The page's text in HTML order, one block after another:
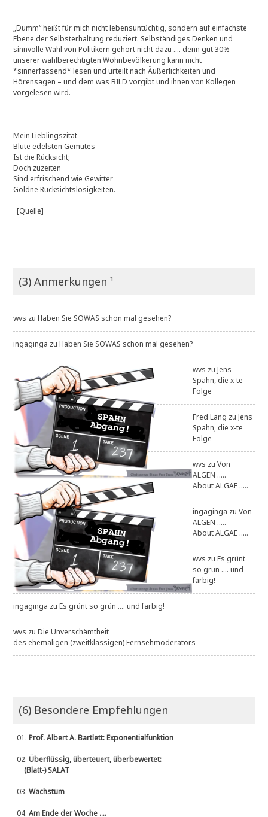
„Dumm“ heißt für mich nicht lebensuntüchtig, sondern auf einfachste
Ebene der Selbsterhaltung reduziert. Selbständiges Denken und
sinnvolle Wahl von Politikern gehört nicht dazu …. denn gut 30%
unserer wahlberechtigten Wohnbevölkerung kann nicht
*sinnerfassend* lesen und urteilt nach Äußerlichkeiten und
Hörensagen – und dem was BILD vorgibt und ihnen von Kollegen
vorgelesen wird.
Mein Lieblingszitat
Blüte edelsten Gemütes
Ist die Rücksicht;
Doch zuzeiten
Sind erfrischend wie Gewitter
Goldne Rücksichtslosigkeiten.
[Quelle]
(3) Anmerkungen ¹
wvs zuHaben Sie SOWAS schon mal gesehen?
ingaginga zuHaben Sie SOWAS schon mal gesehen?
wvs zuJens
Spahn, die x-te
Folge
Fred Lang zuJens
Spahn, die x-te
Folge
wvs zuVon
ALGEN .....
About ALGAE .....
ingaginga zuVon
ALGEN .....
About ALGAE .....
wvs zuEs grünt
so grün .... und
farbig!
ingaginga zuEs grünt so grün .... und farbig!
wvs zuDie Unverschämtheit
des ehemaligen (zweitklassigen) Fernsehmoderators
(6) Besondere Empfehlungen
01.Prof. Albert A. Bartlett: Exponentialfunktion
02.Überflüssig, überteuert, überbewertet:
(Blatt-) SALAT
03.Wachstum
04.Am Ende der Woche ....